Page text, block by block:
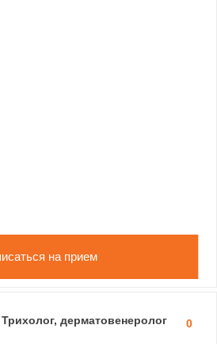
на прием
0
Трихолог, дерматовенеролог